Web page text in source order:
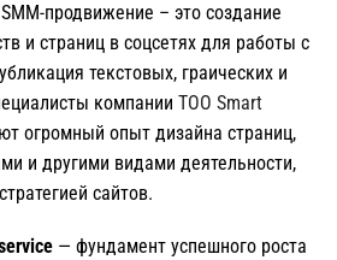
продвижение – это создание
и страниц в соцсетях для работы с
текстовых, граических и
компании ТОО Smart
огромный опыт дизайна страниц,
и другими видами деятельности,
сайтов.
— фундамент успешного роста